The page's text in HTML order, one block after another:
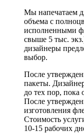
Мы напечатаем
объема с
исполненными
свыше 5 тыс.
дизайнеры
выбор.
После
пакеты.
до тех пор, пока
После
изготовления
Стоимость
10-15 рабочих